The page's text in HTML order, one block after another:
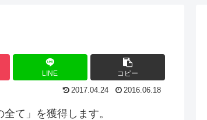
LINE コピー
2017.04.24 2016.06.18
て」を獲得します。